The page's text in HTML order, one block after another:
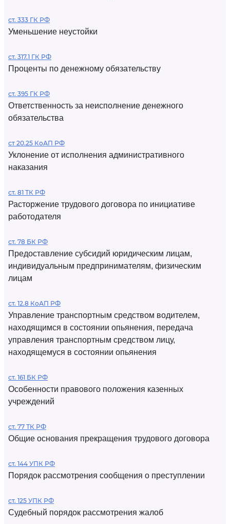
ст. 333 ГК РФ
Уменьшение неустойки
ст. 317.1 ГК РФ
Проценты по денежному обязательству
ст. 395 ГК РФ
Ответственность за неисполнение денежного
обязательства
ст 20.25 КоАП РФ
Уклонение от исполнения административного
наказания
ст. 81 ТК РФ
Расторжение трудового договора по инициативе
работодателя
ст. 78 БК РФ
Предоставление субсидий юридическим лицам,
индивидуальным предпринимателям, физическим
лицам
ст. 12.8 КоАП РФ
Управление транспортным средством водителем,
находящимся в состоянии опьянения, передача
управления транспортным средством лицу,
находящемуся в состоянии опьянения
ст. 161 БК РФ
Особенности правового положения казенных
учреждений
ст. 77 ТК РФ
Общие основания прекращения трудового договора
ст. 144 УПК РФ
Порядок рассмотрения сообщения о преступлении
ст. 125 УПК РФ
Судебный порядок рассмотрения жалоб